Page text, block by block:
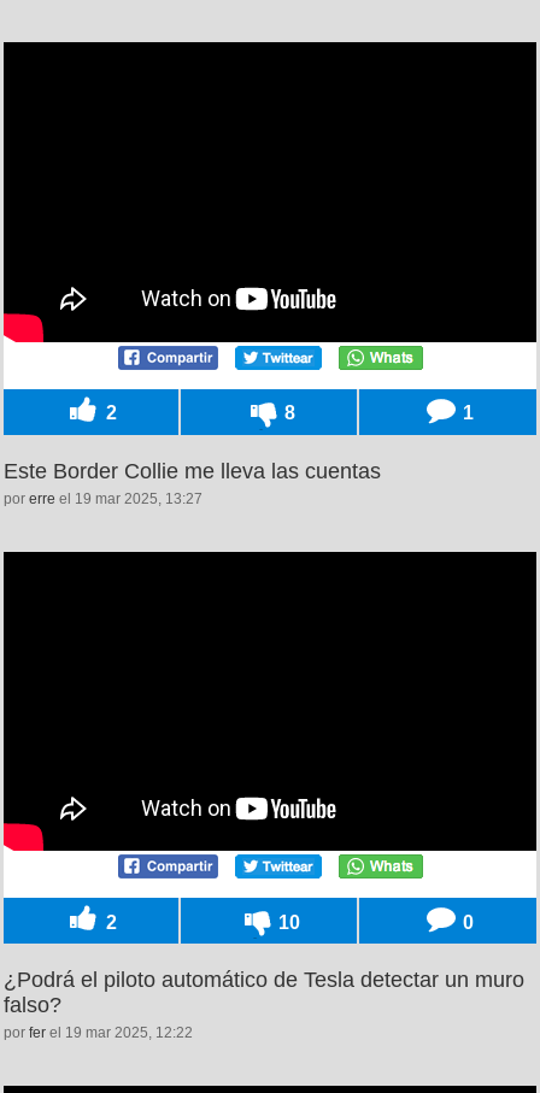
2 8 1
Este Border Collie me lleva las cuentas
por erre el 19 mar 2025, 13:27
2 10 0
¿Podrá el piloto automático de Tesla detectar un muro
falso?
por fer el 19 mar 2025, 12:22